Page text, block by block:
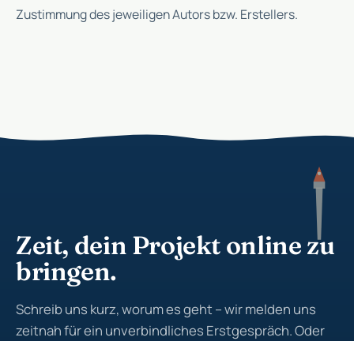
Zustimmung des jeweiligen Autors bzw. Erstellers.
Zeit, dein Projekt online zu
bringen.
Schreib uns kurz, worum es geht – wir melden uns
zeitnah für ein unverbindliches Erstgespräch. Oder